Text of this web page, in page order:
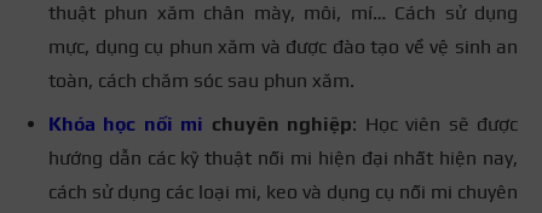
thuật phun xăm chân mày, môi, mí… Cách sử dụng
mực, dụng cụ phun xăm và được đào tạo về vệ sinh an
toàn, cách chăm sóc sau phun xăm.
Khóa học nối mi chuyên nghiệp: Học viên sẽ được
hướng dẫn các kỹ thuật nối mi hiện đại nhất hiện nay,
cách sử dụng các loại mi, keo và dụng cụ nối mi chuyên